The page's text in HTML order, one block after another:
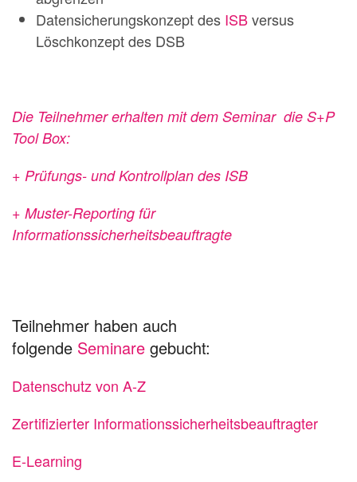
Datensicherungskonzept des ISBversus
Löschkonzept des DSB
Die Teilnehmer erhalten mit dem Seminar die S+P
Tool Box:
+ Prüfungs- und Kontrollplan des ISB
+ Muster-Reporting für
Informationssicherheitsbeauftragte
Teilnehmer haben auch
folgende Seminare gebucht:
Datenschutz von A-Z
Zertifizierter Informationssicherheitsbeauftragter
E-Learning